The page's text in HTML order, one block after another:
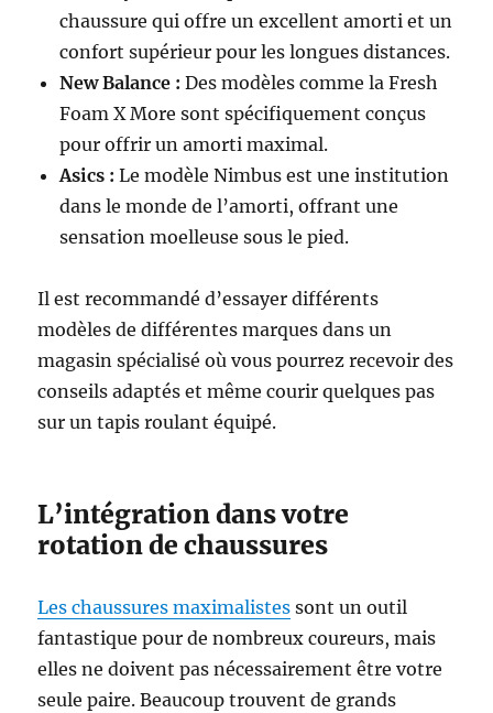
chaussure qui offre un excellent amorti et un
confort supérieur pour les longues distances.
New Balance : Des modèles comme la Fresh
Foam X More sont spécifiquement conçus
pour offrir un amorti maximal.
Asics : Le modèle Nimbus est une institution
dans le monde de l’amorti, offrant une
sensation moelleuse sous le pied.
Il est recommandé d’essayer différents
modèles de différentes marques dans un
magasin spécialisé où vous pourrez recevoir des
conseils adaptés et même courir quelques pas
sur un tapis roulant équipé.
L’intégration dans votre
rotation de chaussures
Les chaussures maximalistes sont un outil
fantastique pour de nombreux coureurs, mais
elles ne doivent pas nécessairement être votre
seule paire. Beaucoup trouvent de grands